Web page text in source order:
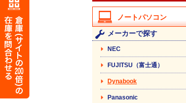
メーカーで探す
NEC
FUJITSU（富士通）
Dynabook
Panasonic